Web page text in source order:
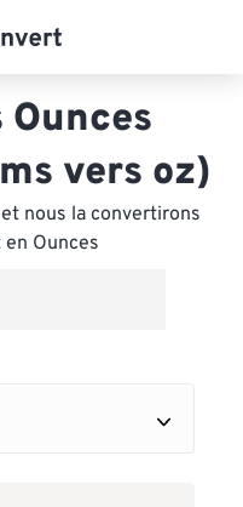
Ounces
vers oz)
nous la convertirons
Ounces